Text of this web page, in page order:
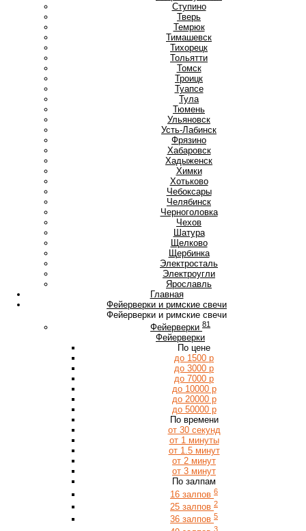
Ступино
Тверь
Темрюк
Тимашевск
Тихорецк
Тольятти
Томск
Троицк
Туапсе
Тула
Тюмень
Ульяновск
Усть-Лабинск
Фрязино
Хабаровск
Хадыженск
Химки
Хотьково
Чебоксары
Челябинск
Черноголовка
Чехов
Шатура
Щелково
Щербинка
Электросталь
Электроугли
Ярославль
Главная
Фейерверки и римские свечи
Фейерверки и римские свечи
Фейерверки 81
Фейерверки
По цене
до 1500 р
до 3000 р
до 7000 р
до 10000 р
до 20000 р
до 50000 р
По времени
от 30 секунд
от 1 минуты
от 1.5 минут
от 2 минут
от 3 минут
По залпам
16 залпов 6
25 залпов 2
36 залпов 5
3